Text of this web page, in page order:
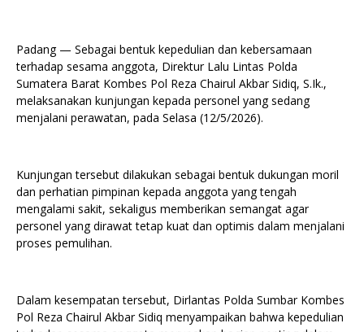
Padang — Sebagai bentuk kepedulian dan kebersamaan
terhadap sesama anggota, Direktur Lalu Lintas Polda
Sumatera Barat Kombes Pol Reza Chairul Akbar Sidiq, S.Ik.,
melaksanakan kunjungan kepada personel yang sedang
menjalani perawatan, pada Selasa (12/5/2026).
Kunjungan tersebut dilakukan sebagai bentuk dukungan moril
dan perhatian pimpinan kepada anggota yang tengah
mengalami sakit, sekaligus memberikan semangat agar
personel yang dirawat tetap kuat dan optimis dalam menjalani
proses pemulihan.
Dalam kesempatan tersebut, Dirlantas Polda Sumbar Kombes
Pol Reza Chairul Akbar Sidiq menyampaikan bahwa kepedulian